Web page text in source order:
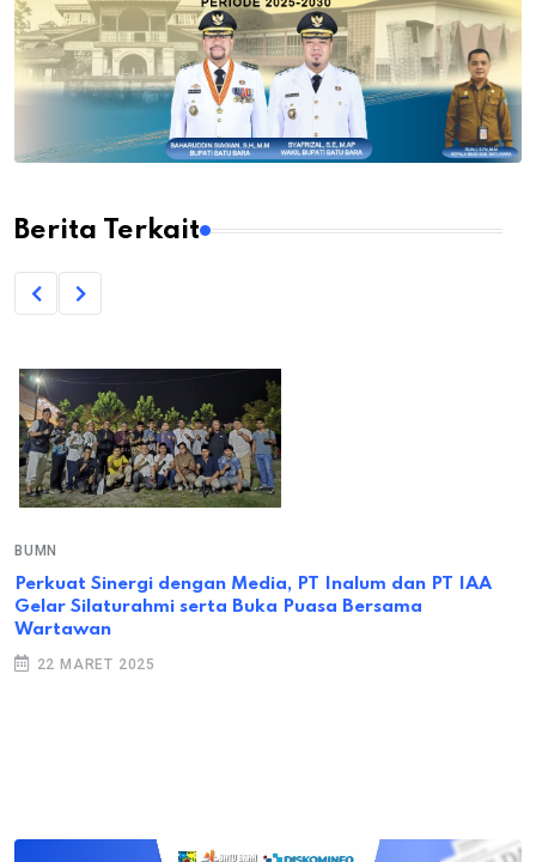
Berita Terkait
BUMN
Perkuat Sinergi dengan Media, PT Inalum dan PT IAA
Gelar Silaturahmi serta Buka Puasa Bersama
Wartawan
22 MARET 2025